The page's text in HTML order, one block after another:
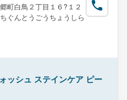
町白鳥２丁目１６?１２
ぐんとうごうちょうしら
ッシュ ステインケア ピー